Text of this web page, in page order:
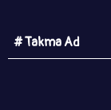
# Takma Ad